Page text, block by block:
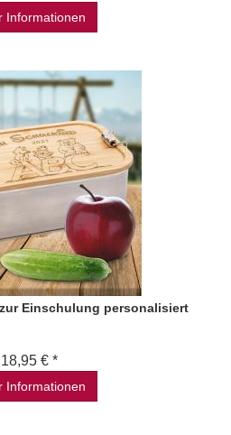
Informationen
Einschulung personalisiert
18,95 € *
Informationen